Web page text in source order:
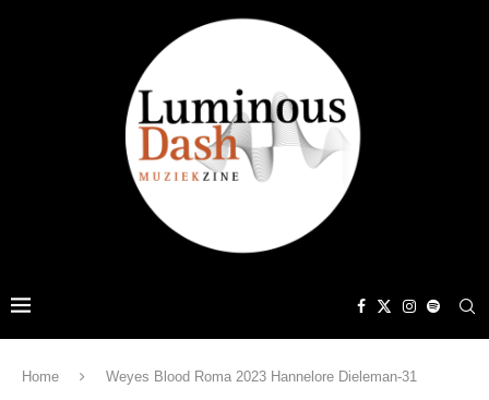
Home Weyes Blood Roma 2023 Hannelore Dieleman-31